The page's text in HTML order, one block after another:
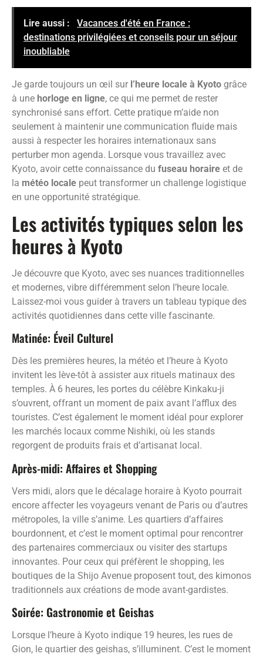
Lire aussi :
Vacances d'été en France :
destinations privilégiées et conseils pour un séjour
inoubliable
Je garde toujours un œil sur l’heure locale à Kyoto grâce
à une horloge en ligne, ce qui me permet de rester
synchronisé sans effort. Cette pratique m’aide non
seulement à maintenir une communication fluide mais
aussi à respecter les horaires internationaux sans
perturber mon agenda. Lorsque vous travaillez avec
Kyoto, avoir cette connaissance du fuseau horaire et de
la météo locale peut transformer un challenge logistique
en une opportunité stratégique.
Les activités typiques selon les
heures à Kyoto
Je découvre que Kyoto, avec ses nuances traditionnelles
et modernes, vibre différemment selon l’heure locale.
Laissez-moi vous guider à travers un tableau typique des
activités quotidiennes dans cette ville fascinante.
Matinée: Éveil Culturel
Dès les premières heures, la météo et l’heure à Kyoto
invitent les lève-tôt à assister aux rituels matinaux des
temples. À 6 heures, les portes du célèbre Kinkaku-ji
s’ouvrent, offrant un moment de paix avant l’afflux des
touristes. C’est également le moment idéal pour explorer
les marchés locaux comme Nishiki, où les stands
regorgent de produits frais et d’artisanat local.
Après-midi: Affaires et Shopping
Vers midi, alors que le décalage horaire à Kyoto pourrait
encore affecter les voyageurs venant de Paris ou d’autres
métropoles, la ville s’anime. Les quartiers d’affaires
bourdonnent, et c’est le moment optimal pour rencontrer
des partenaires commerciaux ou visiter des startups
innovantes. Pour ceux qui préfèrent le shopping, les
boutiques de la Shijo Avenue proposent tout, des kimonos
traditionnels aux créations de mode avant-gardistes.
Soirée: Gastronomie et Geishas
Lorsque l’heure à Kyoto indique 19 heures, les rues de
Gion, le quartier des geishas, s’illuminent. C’est le moment